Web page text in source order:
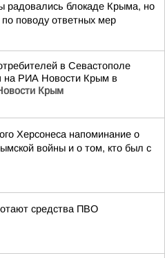
радовались блокаде Крыма, но
поводу ответных мер
в Севастополе
на РИА Новости Крым в
Крым
Херсонеса напоминание о
войны и о том, кто был с
средства ПВО